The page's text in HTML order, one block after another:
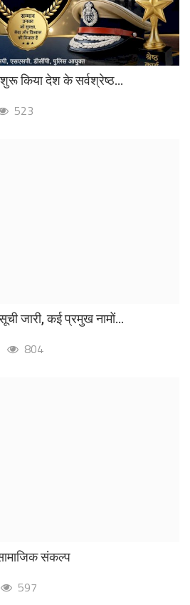
किया देश के सर्वश्रेष्ठ...
523
जारी, कई प्रमुख नामों...
804
संकल्प
597